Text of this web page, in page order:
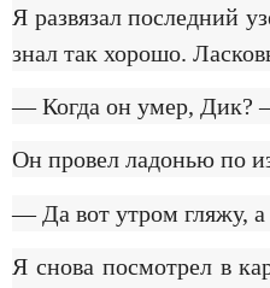
Я развязал последний
знал так хорошо.
— Когда он умер, Дик?
Он провел ладонью по
— Да вот утром гляжу,
Я снова посмотрел в